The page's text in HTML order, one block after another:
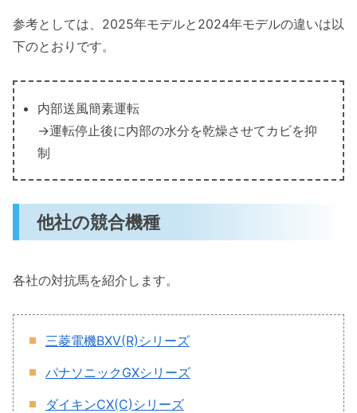
参考としては、2025年モデルと2024年モデルの違いは以
下のとおりです。
内部送風簡素運転
→運転停止後に内部の水分を乾燥させてカビを抑
制
他社の競合機種
各社の対抗馬を紹介します。
三菱電機BXV(R)シリーズ
パナソニックGXシリーズ
ダイキンCX(C)シリーズ